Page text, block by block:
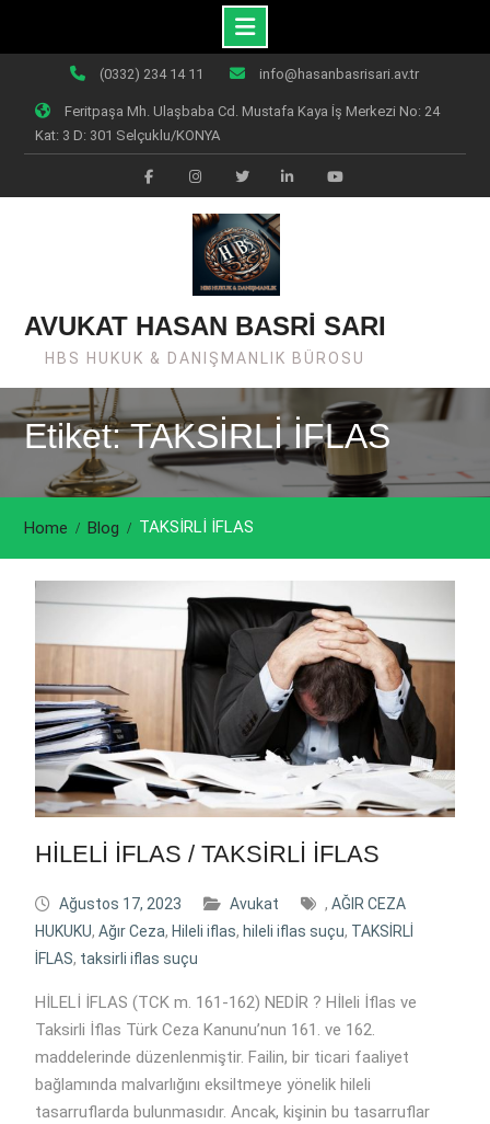
content
(0332) 234 14 11 info@hasanbasrisari.av.tr
Feritpaşa Mh. Ulaşbaba Cd. Mustafa Kaya İş Merkezi No: 24
Kat: 3 D: 301 Selçuklu/KONYA
FacebookInstagramTwiter LinkedinYoutube
AVUKAT HASAN BASRİ SARI
HBS HUKUK & DANIŞMANLIK BÜROSU
Etiket: TAKSİRLİ İFLAS
Home Blog TAKSİRLİ İFLAS
HİLELİ İFLAS / TAKSİRLİ İFLAS
Ağustos 17, 2023 Avukat , AĞIR CEZA
HUKUKU, Ağır Ceza, Hileli iflas, hileli iflas suçu, TAKSİRLİ
İFLAS, taksirli iflas suçu
HİLELİ İFLAS (TCK m. 161-162) NEDİR ? Hİleli İflas ve
Taksirli İflas Türk Ceza Kanunu’nun 161. ve 162.
maddelerinde düzenlenmiştir. Failin, bir ticari faaliyet
bağlamında malvarlığını eksiltmeye yönelik hileli
tasarruflarda bulunmasıdır. Ancak, kişinin bu tasarruflar